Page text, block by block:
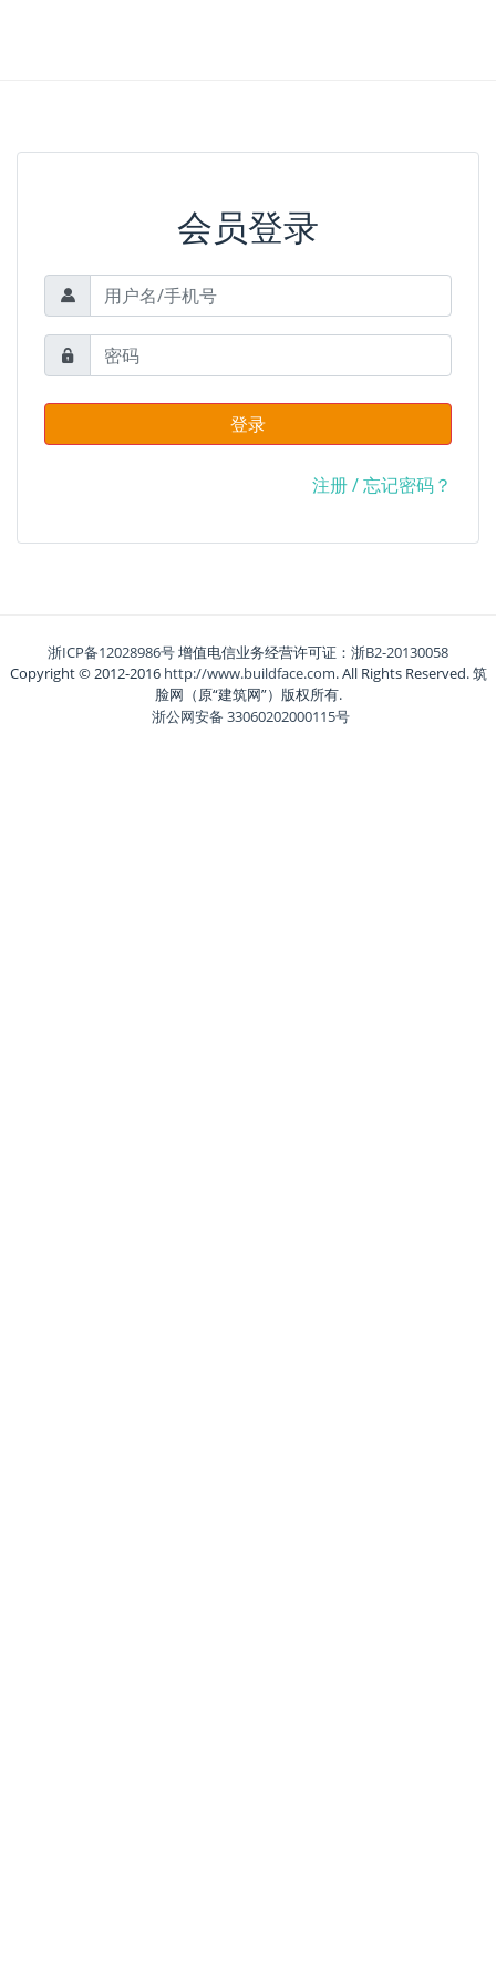
会员登录
登录
注册/忘记密码？
浙ICP备12028986号增值电信业务经营许可证： 浙B2-20130058
Copyright © 2012-2016 http://www.buildface.com. All Rights Reserved. 筑
脸网（原“建筑网”）版权所有.
浙公网安备 33060202000115号